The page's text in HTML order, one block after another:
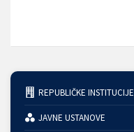
REPUBLIČKE INSTITUCIJE
JAVNE USTANOVE